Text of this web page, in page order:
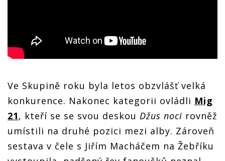
Ve Skupině roku byla letos obzvlášť velká
konkurence. Nakonec kategorii ovládli Mig
21, kteří se se svou deskou Džus noci rovněž
umístili na druhé pozici mezi alby. Zároveň
sestava v čele s Jiřím Macháčem na Žebříku